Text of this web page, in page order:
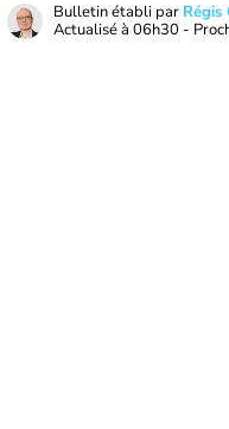
Bulletin établi par Régis
Actualisé à 06h30 -